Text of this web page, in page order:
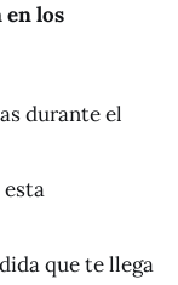
los
durante el
que te llega